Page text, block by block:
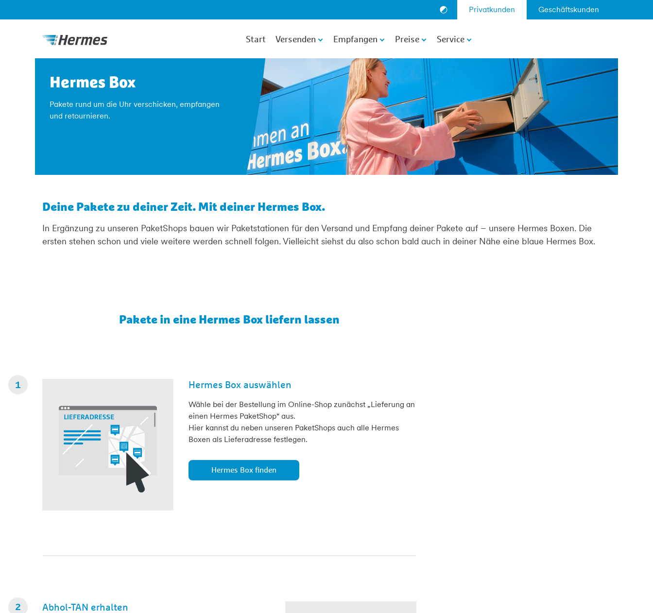
Zum Hauptinhalt Zur Fußzeile
Privatkunden Geschäftskunden
Start Versenden Empfangen Preise Service
Hermes Box
Pakete rund um die Uhr verschicken, empfangen
und retournieren.
Deine Pakete zu deiner Zeit. Mit deiner Hermes Box.
In Ergänzung zu unseren PaketShops bauen wir Paketstationen für den Versand und Empfang deiner Pakete auf – unsere Hermes Boxen. Die
ersten stehen schon und viele weitere werden schnell folgen. Vielleicht siehst du also schon bald auch in deiner Nähe eine blaue Hermes Box.
Pakete in eine Hermes Box liefern lassen
Hermes Box auswählen
Wähle bei der Bestellung im Online-Shop zunächst „Lieferung an
einen Hermes PaketShop“ aus.
Hier kannst du neben unseren PaketShops auch alle Hermes
Boxen als Lieferadresse festlegen.
Hermes Box finden
Abhol-TAN erhalten